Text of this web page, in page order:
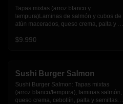
Tapas mixtas (arroz blanco y
tempura)Laminas de salmón y cubos de
atún macerados, queso crema, palta y
$9.990
Sushi Burger Salmon
Sushi Burger Salmon: Tapas mixtas
(arroz blanco/tempura), laminas salmón,
queso crema, cebollín, palta y semillas